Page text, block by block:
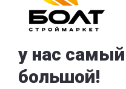
у нас самый
большой!